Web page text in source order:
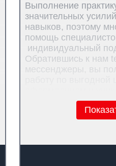
Выполнение
значительных
навыков, поэтому
помощь
индивидуальный
Обратившись к нам
мессенджеры, вы
выполняются
условия